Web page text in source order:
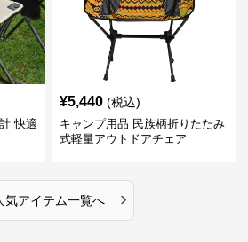
快適
¥5,440 (税込)
キャンプ用品 民族柄折りたたみ
式軽量アウトドアチェア
気アイテム一覧へ ›